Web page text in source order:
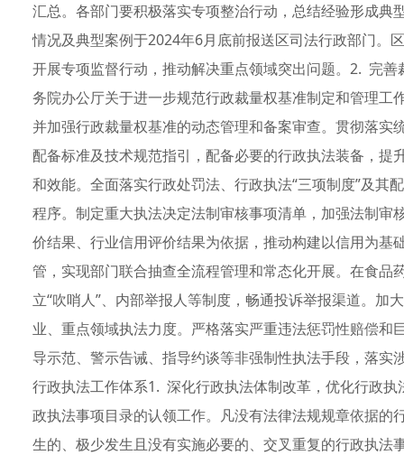
汇总。各部门要积极落实专项整治行动，总结经验形成
情况及典型案例于2024年6月底前报送区司法行政部门。
开展专项监督行动，推动解决重点领域突出问题。2. 完
务院办公厅关于进一步规范行政裁量权基准制定和管理
并加强行政裁量权基准的动态管理和备案审查。贯彻落
配备标准及技术规范指引，配备必要的行政执法装备，
和效能。全面落实行政处罚法、行政执法“三项制度”及其
程序。制定重大执法决定法制审核事项清单，加强法制
价结果、行业信用评价结果为依据，推动构建以信用为基
管，实现部门联合抽查全流程管理和常态化开展。在食
立“吹哨人”、内部举报人等制度，畅通投诉举报渠道。加
业、重点领域执法力度。严格落实严重违法惩罚性赔偿
导示范、警示告诫、指导约谈等非强制性执法手段，落
行政执法工作体系1. 深化行政执法体制改革，优化行政
政执法事项目录的认领工作。凡没有法律法规规章依据
生的、极少发生且没有实施必要的、交叉重复的行政执